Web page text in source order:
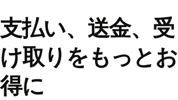
支払い、送金、受
け取りをもっとお
得に